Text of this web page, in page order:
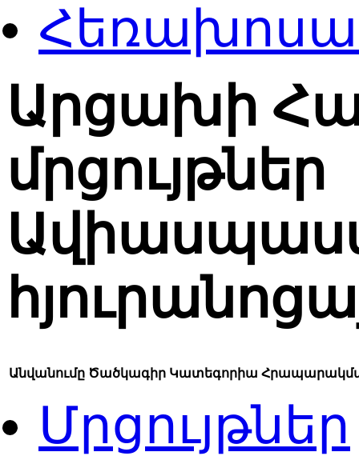
Արցախի
մրցույթներ
Անվանումը Ծածկագիր Կատեգորիա
Մրցույթներ